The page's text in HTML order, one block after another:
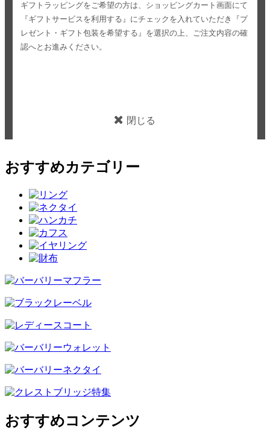
ギフトラッピングをご希望の方は、ショッピングカート画面にて
『ギフトサービスを利用する』にチェックを入れていただき
『プ
レゼント・ギフト包装を希望する』を選択の上、ご注文内容の確
認へとお進みください。
閉じる
おすすめカテゴリー
おすすめコンテンツ